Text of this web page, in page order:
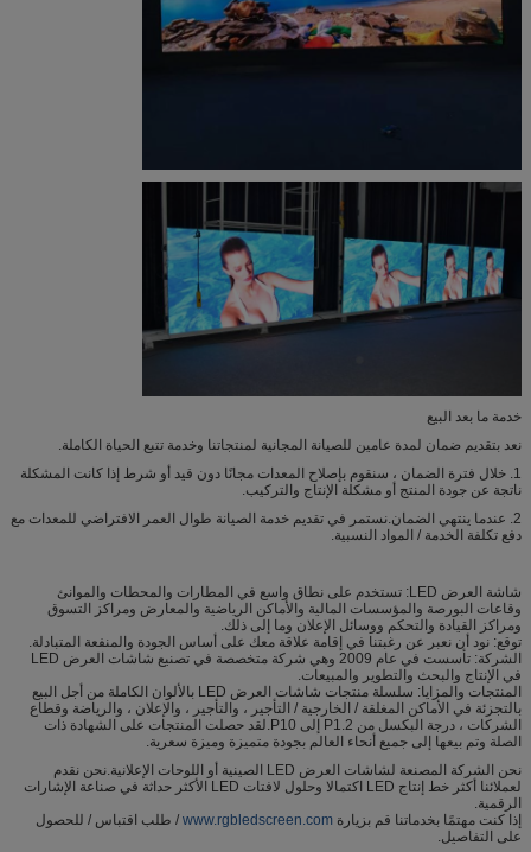
خدمة ما بعد البيع
نعد بتقديم ضمان لمدة عامين للصيانة المجانية لمنتجاتنا وخدمة تتبع الحياة الكاملة.
1. خلال فترة الضمان ، سنقوم بإصلاح المعدات مجانًا دون قيد أو شرط إذا كانت المشكلة
ناتجة عن جودة المنتج أو مشكلة الإنتاج والتركيب.
2. عندما ينتهي الضمان.نستمر في تقديم خدمة الصيانة طوال العمر الافتراضي للمعدات مع
دفع تكلفة الخدمة / المواد النسبية.
شاشة العرض LED: تستخدم على نطاق واسع في المطارات والمحطات والموانئ
وقاعات البورصة والمؤسسات المالية والأماكن الرياضية والمعارض ومراكز التسوق
ومراكز القيادة والتحكم ووسائل الإعلان وما إلى ذلك.
توقع: نود أن نعبر عن رغبتنا في إقامة علاقة معك على أساس الجودة والمنفعة المتبادلة.
الشركة: تأسست في عام 2009 وهي شركة متخصصة في تصنيع شاشات العرض LED
في الإنتاج والبحث والتطوير والمبيعات.
المنتجات والمزايا: سلسلة منتجات شاشات العرض LED بالألوان الكاملة من أجل البيع
بالتجزئة في الأماكن المغلقة / الخارجية / التأجير ، والتأجير ، والإعلان ، والرياضة وقطاع
الشركات ، درجة البكسل من P1.2 إلى P10.لقد حصلت المنتجات على الشهادة ذات
الصلة وتم بيعها إلى جميع أنحاء العالم بجودة متميزة وميزة سعرية.
نحن الشركة المصنعة لشاشات العرض LED الصينية أو اللوحات الإعلانية.نحن نقدم
لعملائنا أكثر خط إنتاج LED اكتمالا وحلول لافتات LED الأكثر حداثة في صناعة الإشارات
الرقمية.
إذا كنت مهتمًا بخدماتنا قم بزيارة www.rgbledscreen.com / طلب اقتباس / للحصول
على التفاصيل.